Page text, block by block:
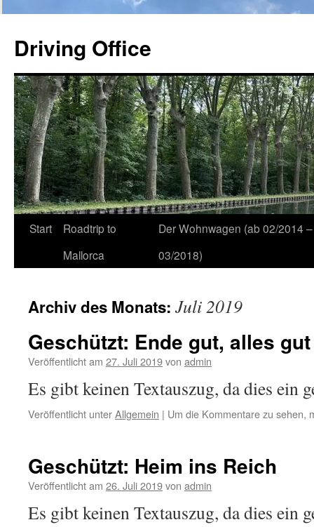
springen
Driving Office
Start
Roadtrip to
Mallorca
Der Wohnwagen (ab 02/2014 –
03/2018)
Archiv des Monats: Juli 2019
Geschützt: Ende gut, alles gut
Veröffentlicht am 27. Juli 2019von admin
Es gibt keinen Textauszug, da dies ein
Veröffentlicht unterAllgemein | Um die Kommentare zu sehen,
Geschützt: Heim ins Reich
Veröffentlicht am 26. Juli 2019von admin
Es gibt keinen Textauszug, da dies ein